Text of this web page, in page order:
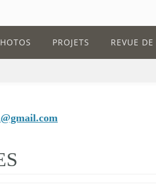
PROJETS REVUE DE